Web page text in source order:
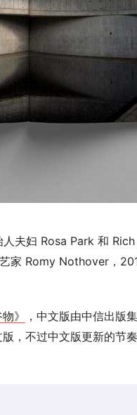
夫妇 Rosa Park 和
家 Romy Nothover，
》
，中文版由中信出版
，不过中文版更新的节